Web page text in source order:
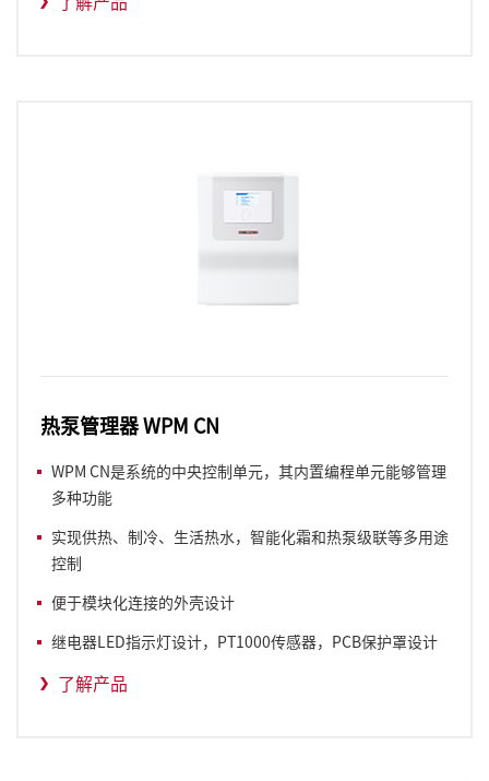
热泵管理器 WPM CN
WPM CN是系统的中央控制单元，其内置编程单元能够管理
多种功能
实现供热、制冷、 生活热水，智能化霜和热泵级联等多用途
控制
便于模块化连接的外壳设计
继电器LED指示灯设计，PT1000传感器，PCB保护罩设计
了解产品